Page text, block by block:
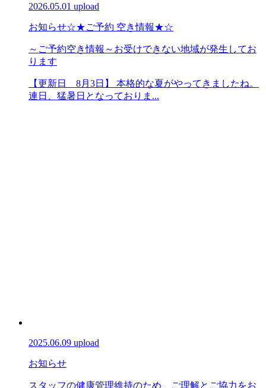
2026.05.01 upload
お知らせ☆★ご予約 空き情報★☆
～ご予約空き情報～お受けできない地域が発生してお
ります
【更新日 8月3日】 本格的な夏がやってきましたね。
連日、猛暑日となっておりま...
2025.06.09 upload
お知らせ
スタッフの健康管理維持のため、ご理解とご協力をお